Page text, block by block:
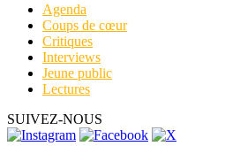
Agenda
Coups de cœur
Critiques
Interviews
Jeune public
Lectures
SUIVEZ-NOUS